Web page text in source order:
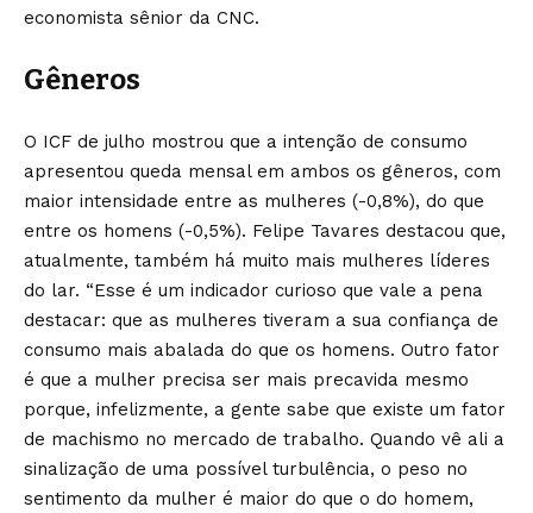
economista sênior da CNC.
Gêneros
O ICF de julho mostrou que a intenção de consumo
apresentou queda mensal em ambos os gêneros, com
maior intensidade entre as mulheres (-0,8%), do que
entre os homens (-0,5%). Felipe Tavares destacou que,
atualmente, também há muito mais mulheres líderes
do lar. “Esse é um indicador curioso que vale a pena
destacar: que as mulheres tiveram a sua confiança de
consumo mais abalada do que os homens. Outro fator
é que a mulher precisa ser mais precavida mesmo
porque, infelizmente, a gente sabe que existe um fator
de machismo no mercado de trabalho. Quando vê ali a
sinalização de uma possível turbulência, o peso no
sentimento da mulher é maior do que o do homem,